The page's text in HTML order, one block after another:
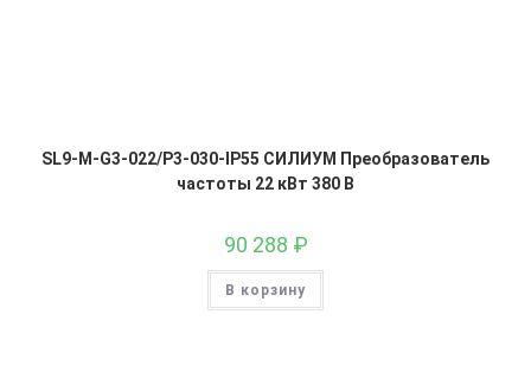
SL9-M-G3-022/P3-030-IP55 СИЛИУМ Преобразователь
частоты 22 кВт 380 В
90 288 ₽
В корзину